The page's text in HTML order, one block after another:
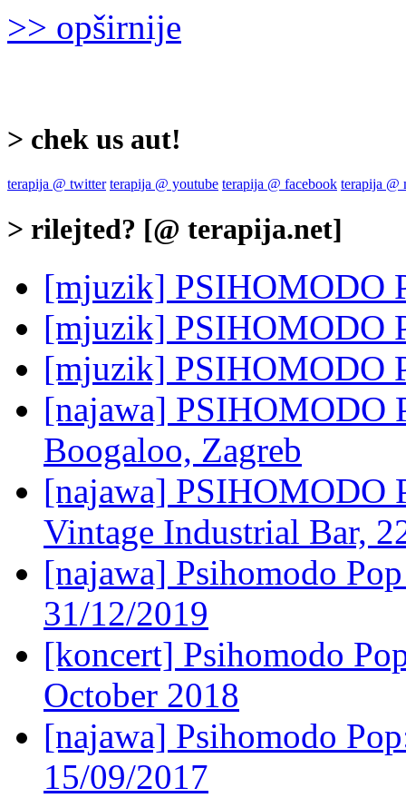
>> opširnije
> chek us aut!
terapija @ twitter terapija @ youtube terapija @ facebook terapija @
> rilejted? [@ terapija.net]
[mjuzik] PSIHOMODO
[mjuzik] PSIHOMODO
[mjuzik] PSIHOMODO
[najawa] PSIHOMODO
Boogaloo, Zagreb
[najawa] PSIHOMODO
Vintage Industrial Bar,
[najawa] Psihomodo
31/12/2019
[koncert] Psihomodo
October 2018
[najawa] Psihomodo
15/09/2017